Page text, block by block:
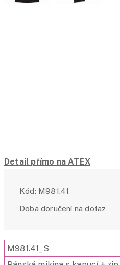
Detail přímo na ATEX
Kód: M981.41
Doba doručení na dotaz
M981.41_S